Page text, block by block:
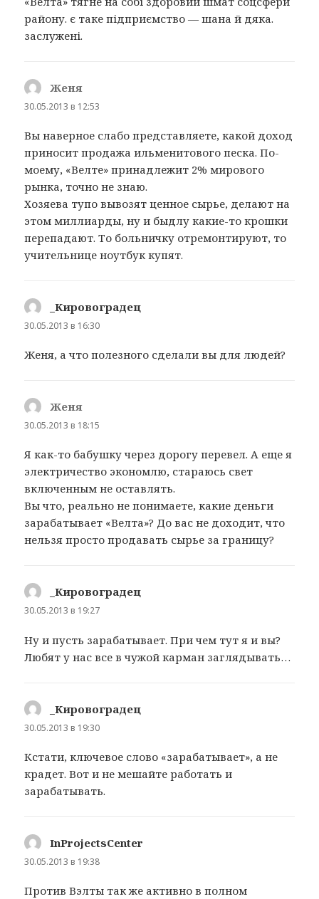
району. є таке підприємство — шана й дяка.
заслужені.
Женя
30.05.2013 в 12:53
Вы наверное слабо представляете, какой доход
приносит продажа ильменитового песка. По-
моему, «Велте» принадлежит 2% мирового
рынка, точно не знаю.
Хозяева тупо вывозят ценное сырье, делают на
этом миллиарды, ну и быдлу какие-то крошки
перепадают. То больничку отремонтируют, то
учительнице ноутбук купят.
_Кировоградец
30.05.2013 в 16:30
Женя, а что полезного сделали вы для людей?
Женя
30.05.2013 в 18:15
Я как-то бабушку через дорогу перевел. А еще я
электричество экономлю, стараюсь свет
включенным не оставлять.
Вы что, реально не понимаете, какие деньги
зарабатывает «Велта»? До вас не доходит, что
нельзя просто продавать сырье за границу?
_Кировоградец
30.05.2013 в 19:27
Ну и пусть зарабатывает. При чем тут я и вы?
Любят у нас все в чужой карман заглядывать…
_Кировоградец
30.05.2013 в 19:30
Кстати, ключевое слово «зарабатывает», а не
крадет. Вот и не мешайте работать и
зарабатывать.
InProjectsCenter
30.05.2013 в 19:38
Против Вэлты так же активно в полном